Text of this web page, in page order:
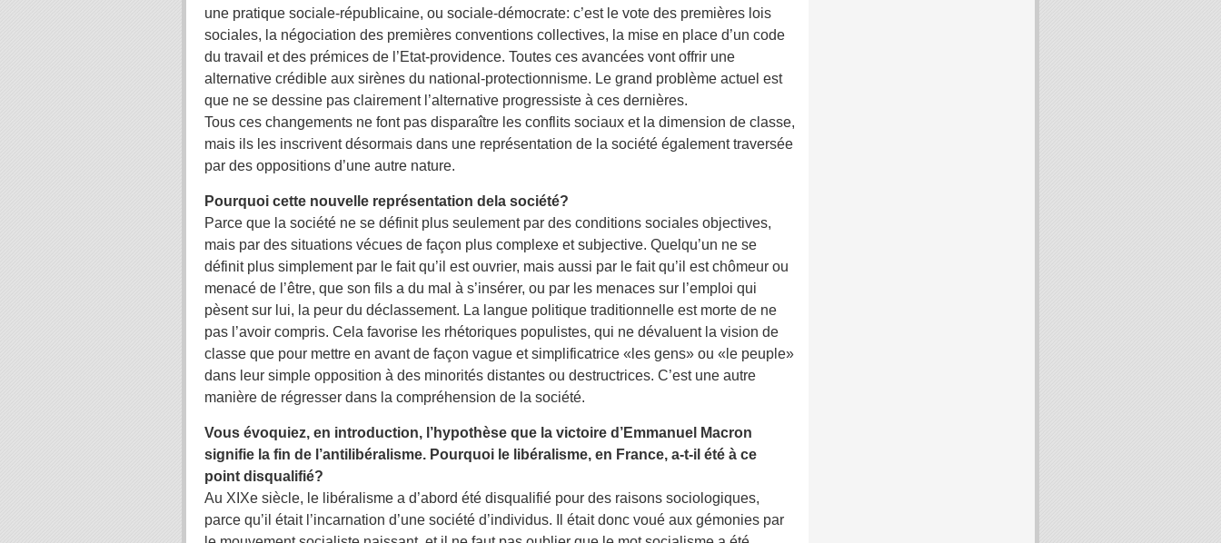
une pratique sociale-républicaine, ou sociale-démocrate: c’est le vote des premières lois
sociales, la négociation des premières conventions collectives, la mise en place d’un code
du travail et des prémices de l’Etat-providence. Toutes ces avancées vont ­offrir une
alternative crédible aux sirènes du national-protectionnisme. Le grand problème actuel est
que ne se dessine pas clairement ­l’alternative progressiste à ces dernières.
Tous ces changements ne font pas disparaître les conflits sociaux et la dimension de classe,
mais ils les inscrivent désormais dans une représentation de la société également traversée
par des oppositions d’une autre nature.
Pourquoi cette nouvelle représentation dela société?
Parce que la société ne se définit plus seulement par des conditions sociales objectives,
mais par des situations vécues de façon plus complexe et subjective. Quelqu’un ne se
définit plus simplement par le fait qu’il est ouvrier, mais aussi par le fait qu’il est chômeur ou
menacé de l’être, que son fils a du mal à s’insérer, ou par les menaces sur l’emploi qui
pèsent sur lui, la peur du déclassement. La langue politique traditionnelle est morte de ne
pas l’avoir compris. Cela favorise les rhétoriques populistes, qui ne dévaluent la vision de
classe que pour mettre en avant de façon vague et simplificatrice «les gens» ou «le peuple»
dans leur simple opposition à des minorités distantes ou destructrices. C’est une autre
manière de régresser dans la compréhension de la société.
Vous évoquiez, en introduction, l’hypothèse que la victoire d’Emmanuel Macron
signifie la fin de l’antilibéralisme. Pourquoi le libéralisme, en France, a-t-il été à ce
point disqualifié?
Au XIXe siècle, le libéralisme a d’abord été disqualifié pour des raisons sociologiques,
parce qu’il était l’incarnation d’une société d’individus. Il était donc voué aux gémonies par